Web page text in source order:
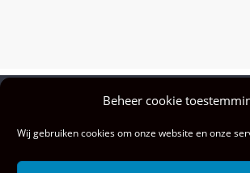
Beheer cookie
Wij gebruiken cookies om onze website en onze